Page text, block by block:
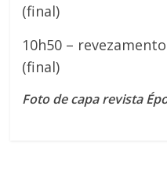
(final)
10h50 –
(final)
Foto de capa revista